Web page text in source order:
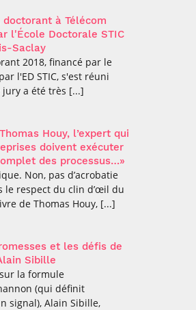
doctorant à Télécom
l'École Doctorale STIC
Saclay
2018, financé par le
l'ED STIC, s'est réuni
a été très [...]
Houy, l’expert qui
doivent exécuter
des processus…»
Non, pas d’acrobatie
le respect du clin d’œil du
de Thomas Houy, [...]
et les défis de
Sibille
la formule
(qui définit
signal), Alain Sibille,